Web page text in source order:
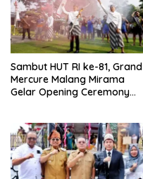
Sambut HUT RI ke-81, Grand
Mercure Malang Mirama
Gelar Opening Ceremony